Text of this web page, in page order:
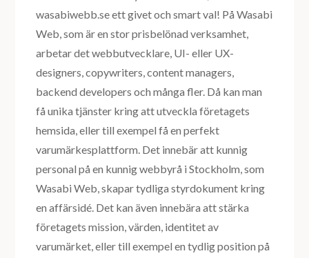
wasabiwebb.se ett givet och smart val! På Wasabi
Web, som är en stor prisbelönad verksamhet,
arbetar det webbutvecklare, UI- eller UX-
designers, copywriters, content managers,
backend developers och många fler. Då kan man
få unika tjänster kring att utveckla företagets
hemsida, eller till exempel få en perfekt
varumärkesplattform. Det innebär att kunnig
personal på en kunnig webbyrå i Stockholm, som
Wasabi Web, skapar tydliga styrdokument kring
en affärsidé. Det kan även innebära att stärka
företagets mission, värden, identitet av
varumärket, eller till exempel en tydlig position på